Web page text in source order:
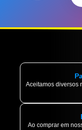
Aceitamos diversos
Ao comprar em